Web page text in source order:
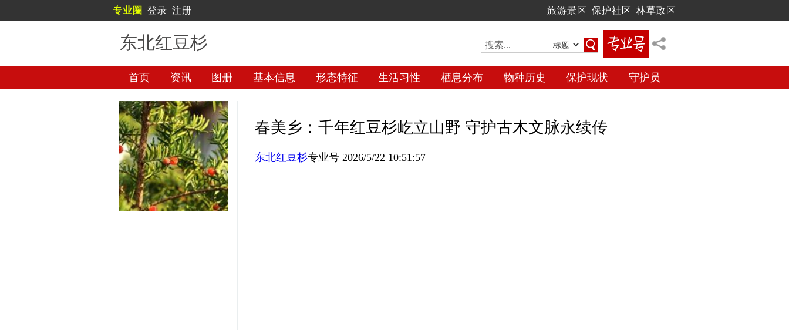
专业圈 登录 注册 旅游景区 保护社区 林草政区
东北红豆杉
首页 资讯 图册 基本信息 形态特征 生活习性 栖息分布 物种历史 保护现状 守护员
春美乡：千年红豆杉屹立山野 守护古木文脉永续传
东北红豆杉专业号 2026/5/22 10:51:57